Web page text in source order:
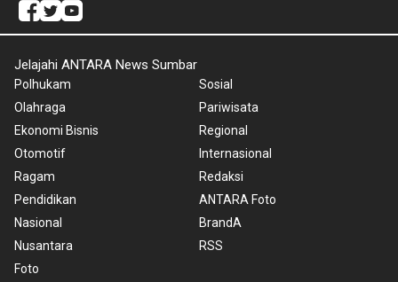
Jelajahi ANTARA News Sumbar
Polhukam
Olahraga
Ekonomi Bisnis
Otomotif
Ragam
Pendidikan
Nasional
Nusantara
Foto
Sosial
Pariwisata
Regional
Internasional
Redaksi
ANTARA Foto
BrandA
RSS